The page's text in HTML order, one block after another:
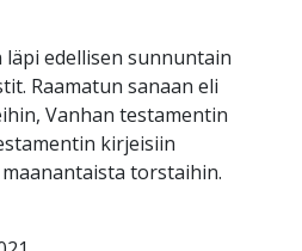
edellisen sunnuntain
Raamatun sanaan eli
Vanhan testamentin
kirjeisiin
torstaihin.